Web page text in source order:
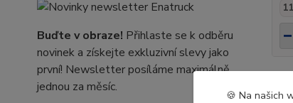
Buďte v obraze! Přihlaste se k odběru
novinek a získejte exkluzivní slevy jako
první! Newsletter posíláme maximálně
jednou za měsíc.
🍪 Na našich